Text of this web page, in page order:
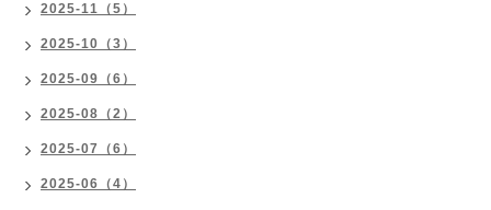
2025-11（5）
2025-10（3）
2025-09（6）
2025-08（2）
2025-07（6）
2025-06（4）